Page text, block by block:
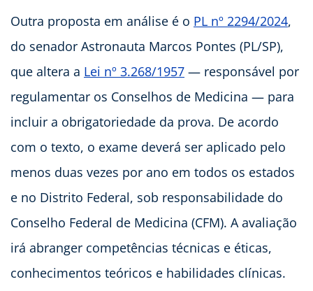
Outra proposta em análise é o PL nº 2294/2024,
do senador Astronauta Marcos Pontes (PL/SP),
que altera a Lei nº 3.268/1957 — responsável por
regulamentar os Conselhos de Medicina — para
incluir a obrigatoriedade da prova. De acordo
com o texto, o exame deverá ser aplicado pelo
menos duas vezes por ano em todos os estados
e no Distrito Federal, sob responsabilidade do
Conselho Federal de Medicina (CFM). A avaliação
irá abranger competências técnicas e éticas,
conhecimentos teóricos e habilidades clínicas.